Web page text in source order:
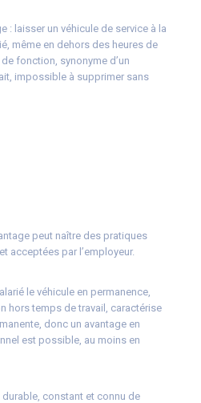
: laisser un véhicule de service à la
même en dehors des heures de
fonction, synonyme d’un
impossible à supprimer sans
peut naître des pratiques
acceptées par l’employeur.
le véhicule en permanence,
hors temps de travail, caractérise
donc un avantage en
est possible, au moins en
constant et connu de